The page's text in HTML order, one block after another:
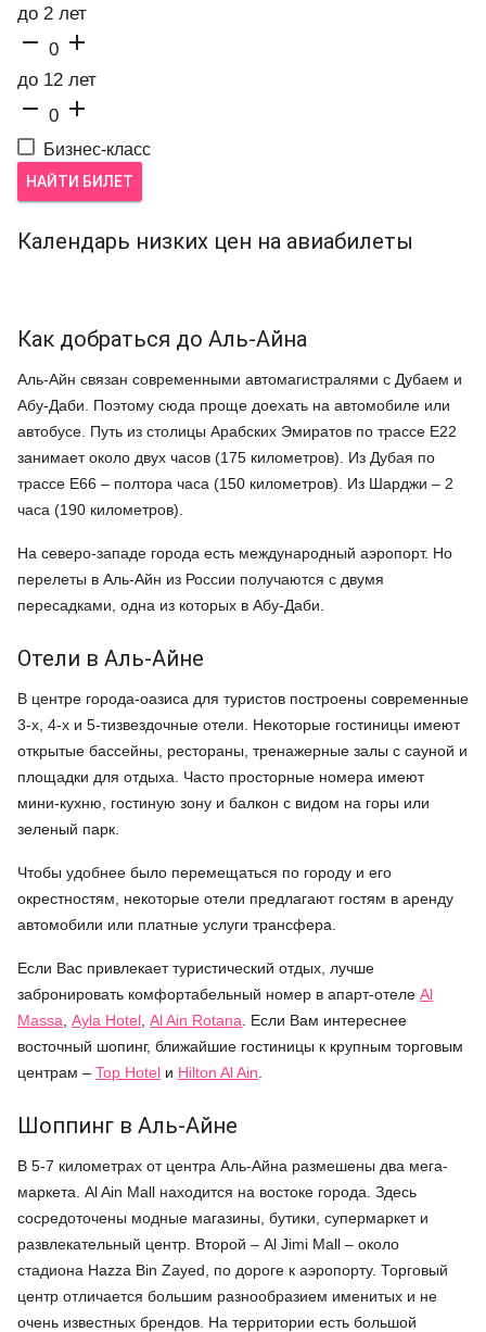
до 2 лет
 0 
до 12 лет
 0 
Бизнес-класс
НАЙТИ БИЛЕТ
Календарь низких цен на авиабилеты
Как добраться до Аль-Айна
Аль-Айн связан современными автомагистралями с Дубаем и
Абу-Даби. Поэтому сюда проще доехать на автомобиле или
автобусе. Путь из столицы Арабских Эмиратов по трассе Е22
занимает около двух часов (175 километров). Из Дубая по
трассе Е66 – полтора часа (150 километров). Из Шарджи – 2
часа (190 километров).
На северо-западе города есть международный аэропорт. Но
перелеты в Аль-Айн из России получаются с двумя
пересадками, одна из которых в Абу-Даби.
Отели в Аль-Айне
В центре города-оазиса для туристов построены современные
3-х, 4-х и 5-тизвездочные отели. Некоторые гостиницы имеют
открытые бассейны, рестораны, тренажерные залы с сауной и
площадки для отдыха. Часто просторные номера имеют
мини-кухню, гостиную зону и балкон с видом на горы или
зеленый парк.
Чтобы удобнее было перемещаться по городу и его
окрестностям, некоторые отели предлагают гостям в аренду
автомобили или платные услуги трансфера.
Если Вас привлекает туристический отдых, лучше
забронировать комфортабельный номер в апарт-отеле Al
Massa Ayla Hotel Al Ain Rotana . Если Вам интереснее
восточный шопинг, ближайшие гостиницы к крупным торговым
центрам – Top Hotel и Hilton Al Ain
Шоппинг в Аль-Айне
В 5-7 километрах от центра Аль-Айна размешены два мега-
маркета. Al Ain Mall находится на востоке города. Здесь
сосредоточены модные магазины, бутики, супермаркет и
развлекательный центр. Второй – Al Jimi Mall – около
стадиона Hazza Bin Zayed, по дороге к аэропорту. Торговый
центр отличается большим разнообразием именитых и не
очень известных брендов. На территории есть большой